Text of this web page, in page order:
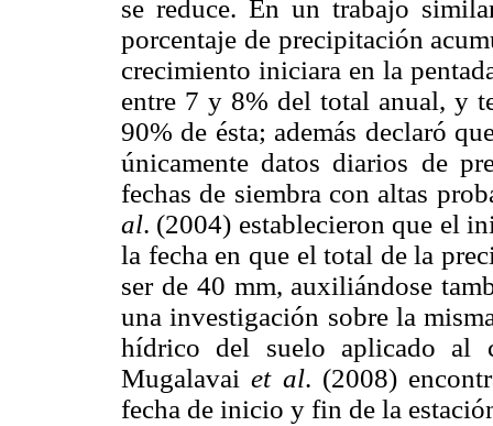
se reduce. En un trabajo
porcentaje de precipitación
crecimiento iniciara en la
entre 7 y 8% del total anual, y
90% de ésta; además declaró
únicamente datos diarios de
fechas de siembra con altas
al. (2004) establecieron que el
la fecha en que el total de la
ser de 40 mm, auxiliándose
una investigación sobre la
hídrico del suelo aplicado al
Mugalavaiet al. (2008)
fecha de inicio y fin de la